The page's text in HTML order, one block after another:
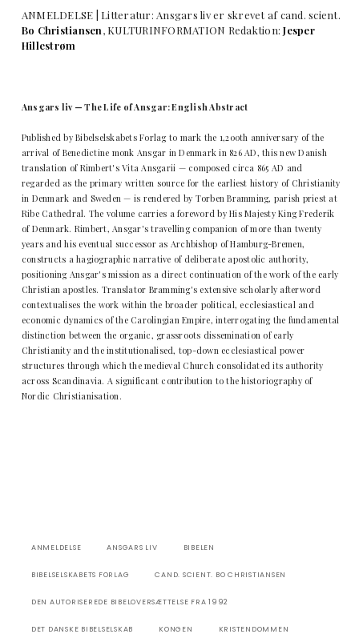
ANMELDELSE | Litteratur: Ansgars liv er skrevet af cand. scient.
Bo Christiansen, KULTURINFORMATION Redaktion:Jesper
Hillestrøm
Ansgars liv — The Life of Ansgar: English Abstract
Published by Bibelselskabets Forlag to mark the 1,200th anniversary of the
arrival of Benedictine monk Ansgar in Denmark in 826 AD, this new Danish
translation of Rimbert's Vita Ansgarii — composed circa 865 AD and
regarded as the primary written source for the earliest history of Christianity
in Denmark and Sweden — is rendered by Torben Bramming, parish priest at
Ribe Cathedral. The volume carries a foreword by His Majesty King Frederik
of Denmark. Rimbert, Ansgar's travelling companion of more than twenty
years and his eventual successor as Archbishop of Hamburg-Bremen,
constructs a hagiographic narrative of deliberate apostolic authority,
positioning Ansgar's mission as a direct continuation of the work of the early
Christian apostles. Translator Bramming's extensive scholarly afterword
contextualises the work within the broader political, ecclesiastical and
economic dynamics of the Carolingian Empire, interrogating the fundamental
distinction between the organic, grassroots dissemination of early
Christianity and the institutionalised, top-down ecclesiastical power
structures through which the medieval Church consolidated its authority
across Scandinavia. A significant contribution to the historiography of
Nordic Christianisation.
ANMELDELSE ANSGARS LIV BIBELEN
BIBELSELSKABETS FORLAG CAND. SCIENT. BO CHRISTIANSEN
DEN AUTORISEREDE BIBELOVERSÆTTELSE FRA 1992
DET DANSKE BIBELSELSKAB KONGEN KRISTENDOMMEN